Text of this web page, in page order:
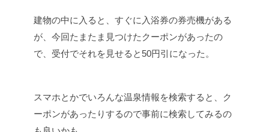
建物の中に入ると、すぐに入浴券の券売機がある
が、今回たまたま見つけたクーポンがあったの
で、受付でそれを見せると50円引になった。
スマホとかでいろんな温泉情報を検索すると、ク
ーポンがあったりするので事前に検索してみるの